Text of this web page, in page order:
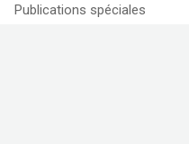
Publications spéciales